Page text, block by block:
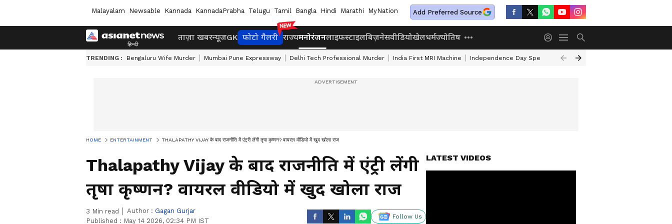
Malayalam Newsable Kannada KannadaPrabha Telugu Tamil Bangla Hindi Marathi MyNation Add Preferred Source
ताज़ा खबरन्यूजGK फोटो गैलरी राज्यमनोरंजनलाइफस्टाइलबिज़नेसवीडियोखेलधर्मज्योतिष
TRENDING : Bengaluru Wife Murder Mumbai Pune Expressway Delhi Tech Professional Murder India First MRI Machine Independence Day Speech In Hindi
HOME ENTERTAINMENT THALAPATHY VIJAY के बाद राजनीति में एंट्री लेंगी तृषा कृष्णन? वायरल वीडियो में खुद खोला राज
Thalapathy Vijay के बाद राजनीति में एंट्री लेंगी
तृषा कृष्णन? वायरल वीडियो में खुद खोला राज
3 Min read Author : Gagan Gurjar
Published : May 14 2026, 02:34 PM IST
Follow Us
LATEST VIDEOS